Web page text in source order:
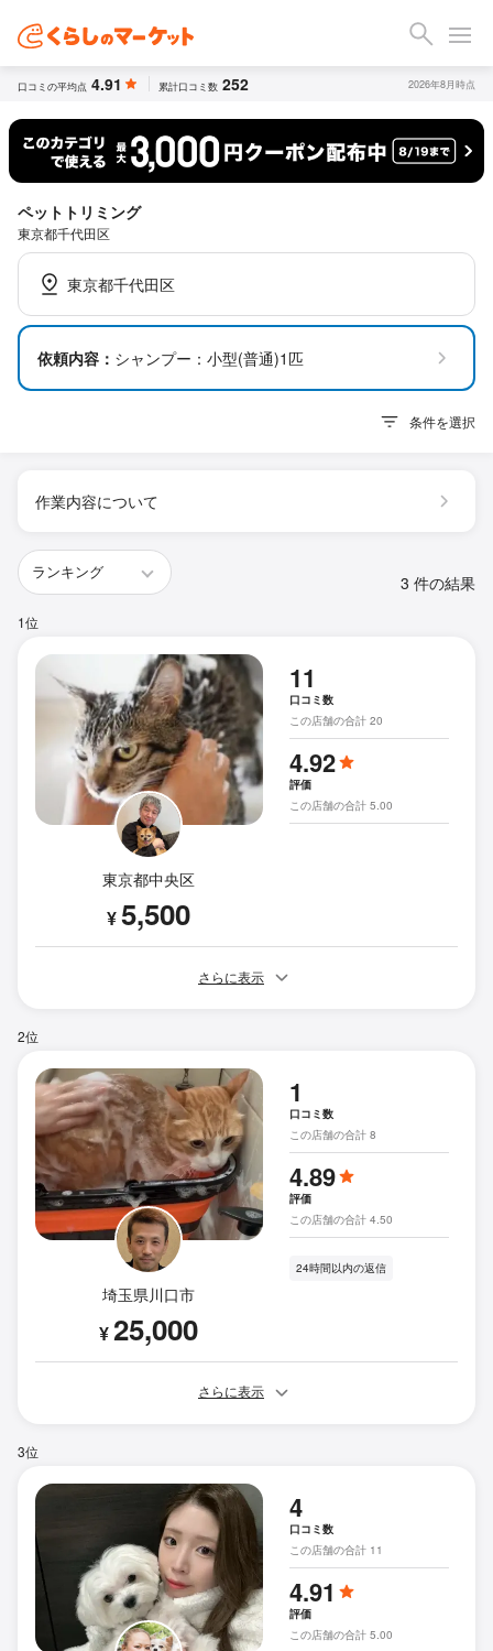
口コミの平均点 4.91 累計口コミ数 252 2026年8月時点
ペットトリミング
東京都千代田区
東京都千代田区
依頼内容： シャンプー：小型(普通)1匹
条件を選択
作業内容について
3 件の結果
1位
東京都中央区
¥5,500
11
口コミ数
この店舗の合計 20
4.92
評価
この店舗の合計 5.00
さらに表示
2位
埼玉県川口市
¥25,000
1
口コミ数
この店舗の合計 8
4.89
評価
この店舗の合計 4.50
24時間以内の返信
さらに表示
3位
4
口コミ数
この店舗の合計 11
4.91
評価
この店舗の合計 5.00